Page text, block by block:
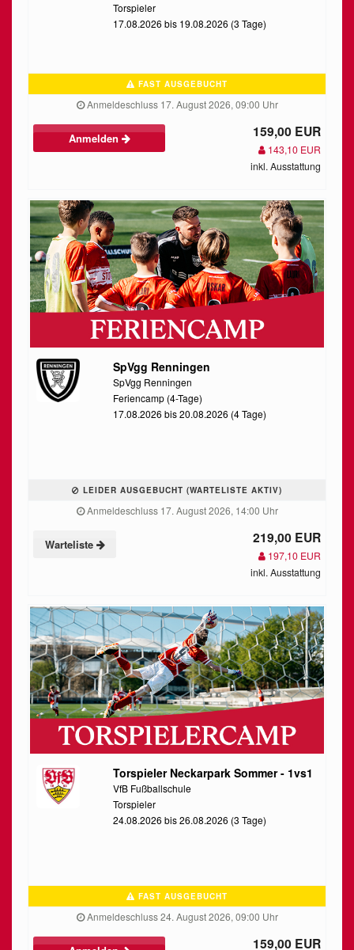
Torspieler
17.08.2026 bis 19.08.2026 (3 Tage)
FAST AUSGEBUCHT
Anmeldeschluss 17. August 2026, 09:00 Uhr
Anmelden 159,00 EUR
143,10 EUR
inkl. Ausstattung
SpVgg Renningen
SpVgg Renningen
Feriencamp (4-Tage)
17.08.2026 bis 20.08.2026 (4 Tage)
LEIDER AUSGEBUCHT (WARTELISTE AKTIV)
Anmeldeschluss 17. August 2026, 14:00 Uhr
Warteliste 219,00 EUR
197,10 EUR
inkl. Ausstattung
Torspieler Neckarpark Sommer - 1vs1
VfB Fußballschule
Torspieler
24.08.2026 bis 26.08.2026 (3 Tage)
FAST AUSGEBUCHT
Anmeldeschluss 24. August 2026, 09:00 Uhr
159,00 EUR